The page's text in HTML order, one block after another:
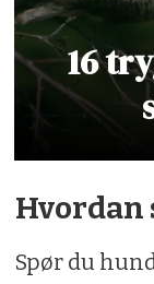
16
Hvordan
Spør du